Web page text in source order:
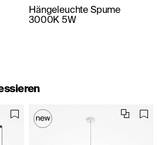
Hängeleuchte Spume
3000K 5W